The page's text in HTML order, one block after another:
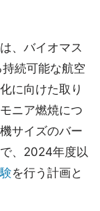
、バイオマス
続可能な航空
に向けた取り
ニア燃焼につ
サイズのバー
、2024年度以
を行う計画と